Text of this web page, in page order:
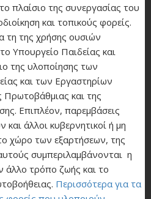
πλαίσιο της συνεργασίας του
και τοπικούς φορείς.
τη της χρήσης ουσιών
Υπουργείο Παιδείας και
της υλοποίησης των
και των Εργαστηρίων
Πρωτοβάθμιας και της
Επιπλέον, παρεμβάσεις
άλλοι κυβερνητικοί ή μη
χώρο των εξαρτήσεων, της
συμπεριλαμβάνονται η
τρόπο ζωής και το
Περισσότερα για τα